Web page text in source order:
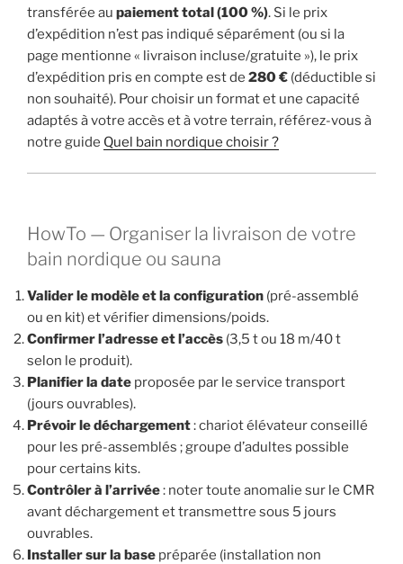
transférée au paiement total (100 %). Si le prix
d’expédition n’est pas indiqué séparément (ou si la
page mentionne « livraison incluse/gratuite »), le prix
d’expédition pris en compte est de 280 € (déductible si
non souhaité). Pour choisir un format et une capacité
adaptés à votre accès et à votre terrain, référez-vous à
notre guide Quel bain nordique choisir ?
HowTo — Organiser la livraison de votre
bain nordique ou sauna
Valider le modèle et la configuration (pré-assemblé
ou en kit) et vérifier dimensions/poids.
Confirmer l’adresse et l’accès (3,5 t ou 18 m/40 t
selon le produit).
Planifier la date proposée par le service transport
(jours ouvrables).
Prévoir le déchargement: chariot élévateur conseillé
pour les pré-assemblés ; groupe d’adultes possible
pour certains kits.
Contrôler à l’arrivée: noter toute anomalie sur le CMR
avant déchargement et transmettre sous 5 jours
ouvrables.
Installer sur la base préparée (installation non